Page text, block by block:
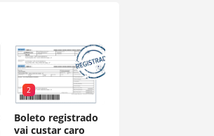
2
Boleto registrado
vai custar caro